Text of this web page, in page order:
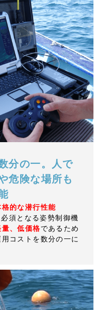
分の一。人で
危険な場所も
格的な潜行性能
必須となる姿勢制御機
、低価格であるため
コストを数分の一に